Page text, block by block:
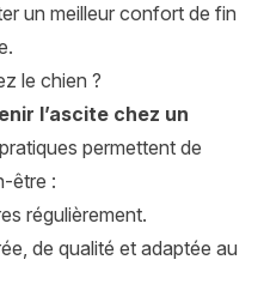
un meilleur confort de fin
le chien ?
l’ascite chez un
permettent de
être :
régulièrement.
de qualité et adaptée au